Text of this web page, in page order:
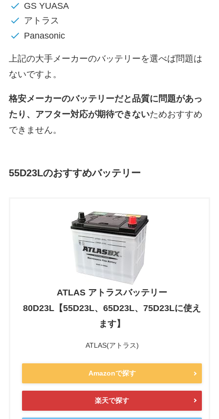
GS YUASA
アトラス
Panasonic
上記の大手メーカーのバッテリーを選べば問題は
ないですよ。
格安メーカーのバッテリーだと 品質に問題があっ
たり、アフター対応が期待できないためおすすめ
できません。
55D23Lのおすすめバッテリー
ATLAS アトラスバッテリー
80D23L【55D23L、65D23L、75D23Lに使え
ます】
ATLAS(アトラス)
Amazonで探す
楽天で探す